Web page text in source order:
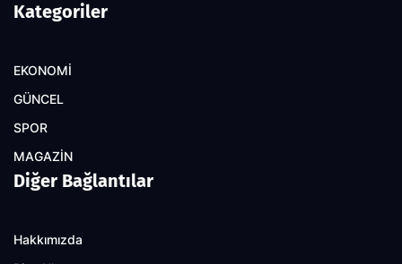
Kategoriler
EKONOMİ
GÜNCEL
SPOR
MAGAZİN
Diğer Bağlantılar
Hakkımızda